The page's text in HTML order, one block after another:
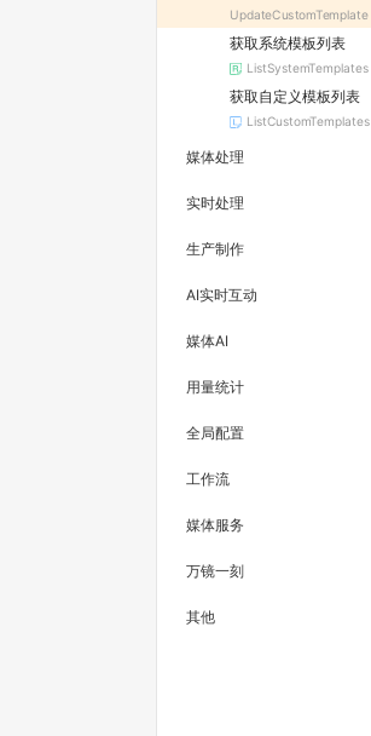
UpdateCustomTemplate
获取系统模板列表
ListSystemTemplates
获取自定义模板列表
ListCustomTemplates
媒体处理
实时处理
生产制作
AI实时互动
媒体AI
用量统计
全局配置
工作流
媒体服务
万镜一刻
其他